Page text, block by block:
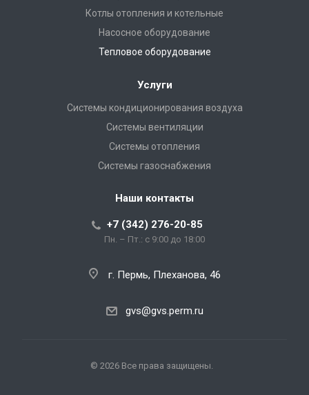
Котлы отопления и котельные
Насосное оборудование
Тепловое оборудование
Услуги
Системы кондиционирования воздуха
Системы вентиляции
Системы отопления
Системы газоснабжения
Наши контакты
+7 (342) 276-20-85
Пн. – Пт.: с 9:00 до 18:00
г. Пермь, Плеханова, 46
gvs@gvs.perm.ru
© 2026 Все права защищены.